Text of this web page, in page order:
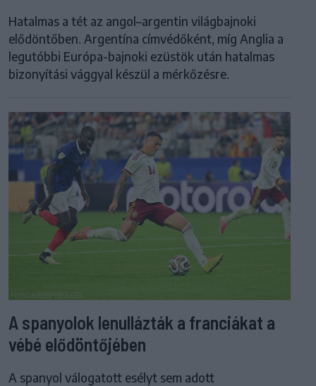
Hatalmas a tét az angol–argentin világbajnoki
elődöntőben. Argentína címvédőként, míg Anglia a
legutóbbi Európa-bajnoki ezüstök után hatalmas
bizonyítási vággyal készül a mérkőzésre.
A spanyolok lenullázták a franciákat a
vébé elődöntőjében
A spanyol válogatott esélyt sem adott